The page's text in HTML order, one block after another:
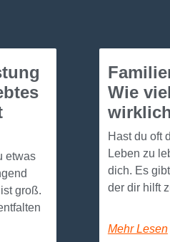
etwas
groß.
Wie
Hast du oft
Leben zu
dich. Es
der dir hilft
Mehr Lesen